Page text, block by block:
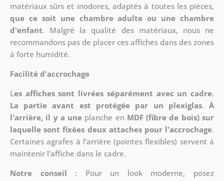
matériaux sûrs et inodores, adaptés à toutes les pièces,
que ce soit une chambre adulte ou une chambre
d'enfant. Malgré la qualité des matériaux, nous ne
recommandons pas de placer ces affiches dans des zones
à forte humidité.
Facilité d'accrochage
Les affiches sont livrées séparément avec un cadre.
La partie avant est protégée par un plexiglas.À
l'arrière, il y a une planche en MDF (fibre de bois) sur
laquelle sont fixées deux attaches pour l'accrochage.
Certaines agrafes à l'arrière (pointes flexibles) servent à
maintenir l'affiche dans le cadre.
Notre conseil : Pour un look moderne, posez